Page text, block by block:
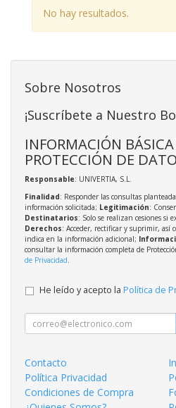
No hay resultados.
Sobre Nosotros
¡Suscríbete a Nuestro
INFORMACIÓN BÁSICA
PROTECCIÓN DE
Responsable: UNIVERTIA, S.L.
Finalidad: Responder las consultas
información solicitada; Legitimación:
Destinatarios: Solo se realizan cesiones si
Derechos: Acceder, rectificar y suprimir, así
indica en la información adicional;
consultar la información completa de
de Privacidad.
He leído y acepto la Política de
Contacto
Política Privacidad
Condiciones de Compra